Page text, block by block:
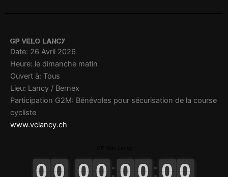
GP Velo Lancy
Date: 26 Avril 2026
Heure: le dimanche matin
Ouvert à: Tous
Lieu: Lancy / Bernex
Participation G2M: Bénévoles pour sécurisation de la course
cycliste
www.vclancy.ch